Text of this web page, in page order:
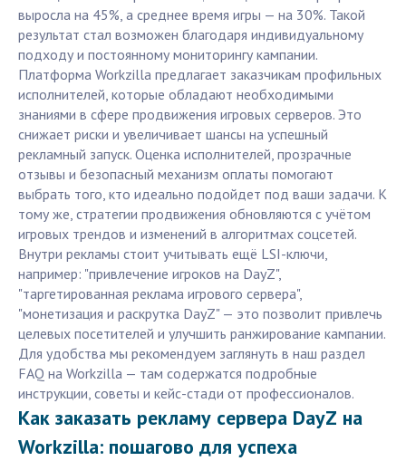
выросла на 45%, а среднее время игры — на 30%. Такой
результат стал возможен благодаря индивидуальному
подходу и постоянному мониторингу кампании.
Платформа Workzilla предлагает заказчикам профильных
исполнителей, которые обладают необходимыми
знаниями в сфере продвижения игровых серверов. Это
снижает риски и увеличивает шансы на успешный
рекламный запуск. Оценка исполнителей, прозрачные
отзывы и безопасный механизм оплаты помогают
выбрать того, кто идеально подойдет под ваши задачи. К
тому же, стратегии продвижения обновляются с учётом
игровых трендов и изменений в алгоритмах соцсетей.
Внутри рекламы стоит учитывать ещё LSI-ключи,
например: "привлечение игроков на DayZ",
"таргетированная реклама игрового сервера",
"монетизация и раскрутка DayZ" — это позволит привлечь
целевых посетителей и улучшить ранжирование кампании.
Для удобства мы рекомендуем заглянуть в наш раздел
FAQ на Workzilla — там содержатся подробные
инструкции, советы и кейс-стади от профессионалов.
Как заказать рекламу сервера DayZ на
Workzilla: пошагово для успеха